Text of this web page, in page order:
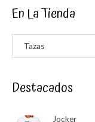
En La Tienda
Tazas
Destacados
Jocker